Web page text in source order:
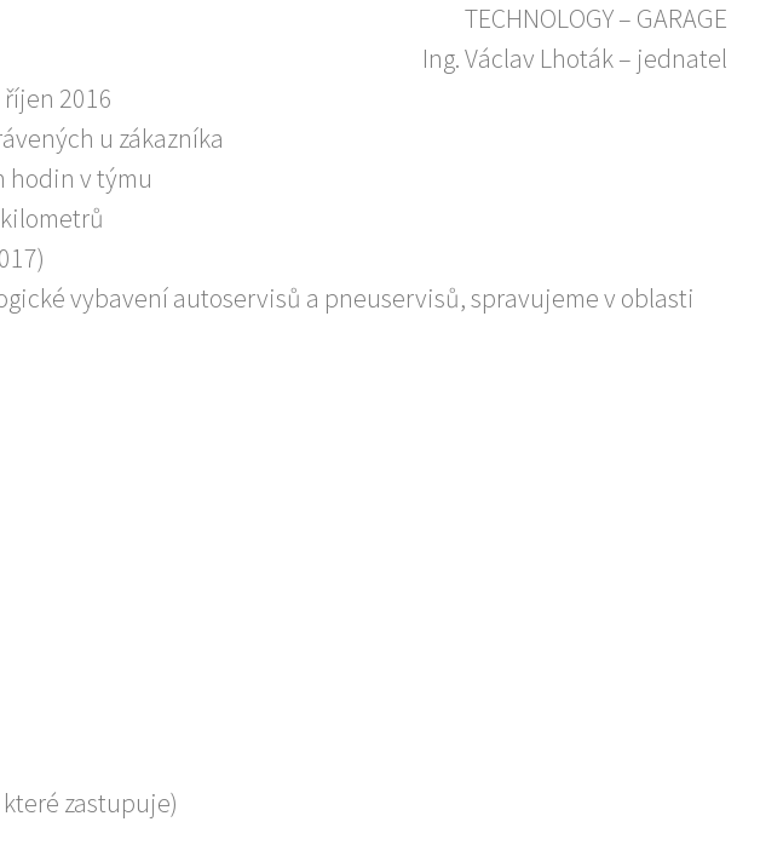
TECHNOLOGY – GARAGE
Ing. Václav Lhoták – jednatel
2016
u zákazníka
hodin v týmu
vybavení autoservisů a pneuservisů, spravujeme v oblasti
zastupuje)